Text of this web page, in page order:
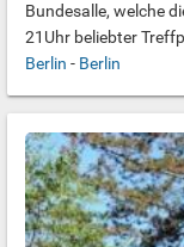
Bundesalle, welche
21Uhr beliebter
Berlin - Berlin